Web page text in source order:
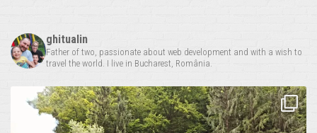
ghitualin
Father of two, passionate about web development and with a wish to
travel the world. I live in Bucharest, România.